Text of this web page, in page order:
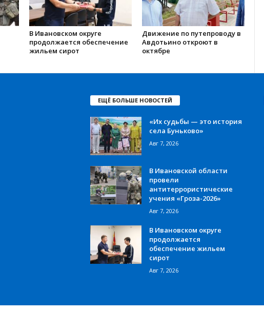
В Ивановском округе
продолжается обеспечение
жильем сирот
Движение по путепроводу в
Авдотьино откроют в
октябре
ЕЩЁ БОЛЬШЕ НОВОСТЕЙ
«Их судьбы — это история
села Буньково»
Авг 7, 2026
В Ивановской области
провели
антитеррористические
учения «Гроза-2026»
Авг 7, 2026
В Ивановском округе
продолжается
обеспечение жильем
сирот
Авг 7, 2026